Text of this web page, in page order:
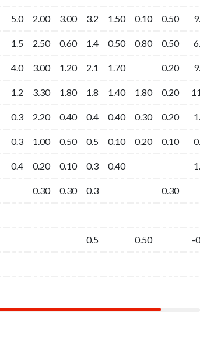
5.0 2.00 3.00 3.2 1.50 0.10 0.50
1.5 2.50 0.60 1.4 0.50 0.80 0.50
4.0 3.00 1.20 2.1 1.70 0.20
1.2 3.30 1.80 1.8 1.40 1.80 0.20
0.3 2.20 0.40 0.4 0.40 0.30 0.20
0.3 1.00 0.50 0.5 0.10 0.20 0.10
0.4 0.20 0.10 0.3 0.40
0.30 0.30 0.3 0.30
0.5 0.50 -
5.0 2.00 3.00 3.2 1.50 0.10 0.50
1.5 2.50 0.60 1.4 0.50 0.80 0.50
4.0 3.00 1.20 2.1 1.70 0.20
1.2 3.30 1.80 1.8 1.40 1.80 0.20
0.3 2.20 0.40 0.4 0.40 0.30 0.20
0.3 1.00 0.50 0.5 0.10 0.20 0.10
0.4 0.20 0.10 0.3 0.40
0.30 0.30 0.3 0.30
0.5 0.50 -